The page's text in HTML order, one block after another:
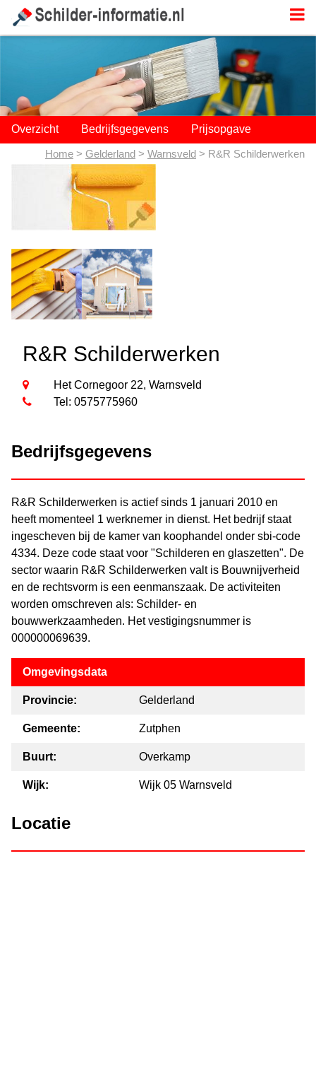
Overzicht Bedrijfsgegevens Prijsopgave
Home > Gelderland > Warnsveld > R&R Schilderwerken
R&R Schilderwerken
Het Cornegoor 22, Warnsveld
Tel: 0575775960
Bedrijfsgegevens
R&R Schilderwerken is actief sinds 1 januari 2010 en
heeft momenteel 1 werknemer in dienst. Het bedrijf staat
ingescheven bij de kamer van koophandel onder sbi-code
4334. Deze code staat voor "Schilderen en glaszetten". De
sector waarin R&R Schilderwerken valt is Bouwnijverheid
en de rechtsvorm is een eenmanszaak. De activiteiten
worden omschreven als: Schilder- en
bouwwerkzaamheden. Het vestigingsnummer is
000000069639.
Omgevingsdata
Provincie: Gelderland
Gemeente: Zutphen
Buurt: Overkamp
Wijk: Wijk 05 Warnsveld
Locatie